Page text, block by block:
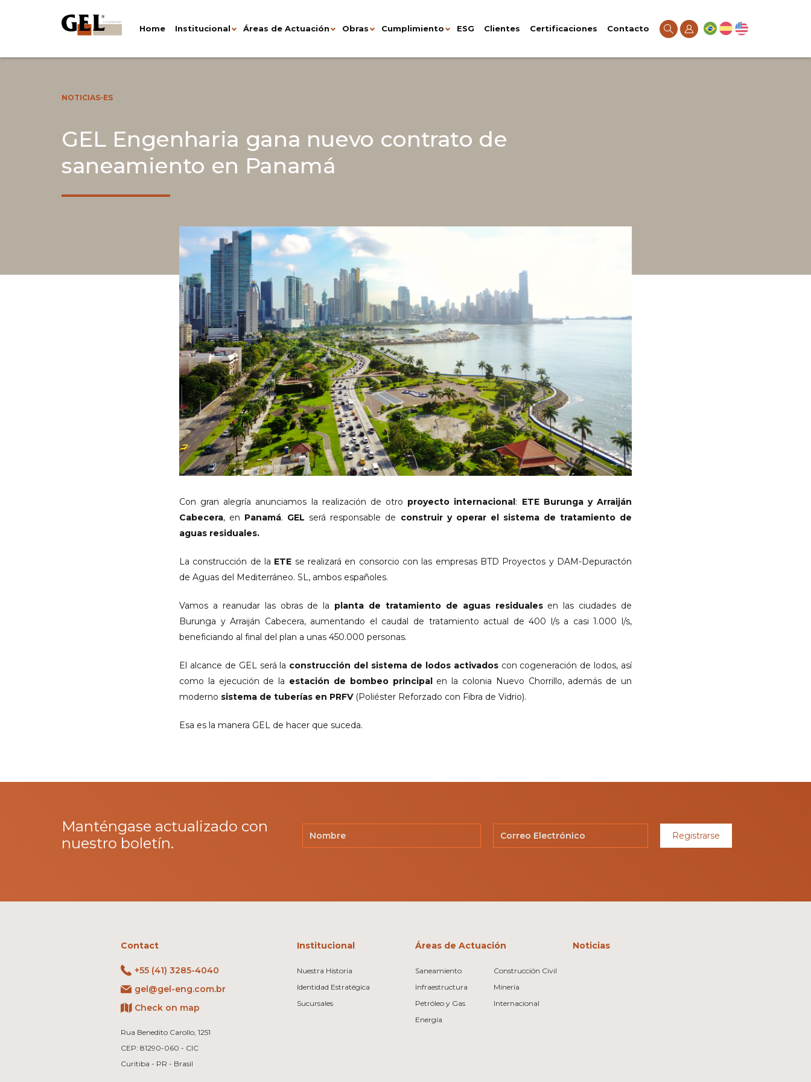
Home Institucional Áreas de Actuación Obras Cumplimiento ESG Clientes Certificaciones Contacto
NOTICIAS-ES
GEL Engenharia gana nuevo contrato de
saneamiento en Panamá
Con gran alegría anunciamos la realización de otro proyecto internacional: ETE Burunga y Arraiján
Cabecera, en Panamá. GELserá responsable de construir y operar el sistema de tratamiento de
aguas residuales.
La construcción de la ETE se realizará en consorcio con las empresas BTD Proyectos y DAM-Depuractón
de Aguas del Mediterráneo. SL, ambos españoles.
Vamos a reanudar las obras de la planta de tratamiento de aguas residualesen las ciudades de
Burunga y Arraiján Cabecera, aumentando el caudal de tratamiento actual de 400 l/s a casi 1.000 l/s,
beneficiando al final del plan a unas 450.000 personas.
El alcance de GEL será la construcción del sistema de lodos activadoscon cogeneración de lodos, así
como la ejecución de la estación de bombeo principal en la colonia Nuevo Chorrillo, además de un
moderno sistema de tuberías en PRFV(Poliéster Reforzado con Fibra de Vidrio).
Esa es la manera GEL de hacer que suceda.
Manténgase actualizado con
nuestro boletín.
Registrarse
Contact
+55 (41) 3285-4040
gel@gel-eng.com.br
Check on map
Rua Benedito Carollo, 1251
CEP: 81290-060 - CIC
Curitiba - PR - Brasil
Institucional
Nuestra Historia
Identidad Estratégica
Sucursales
Áreas de Actuación
Saneamiento
Infraestructura
Petróleo y Gas
Energía
Construcción Civil
Minería
Internacional
Noticias